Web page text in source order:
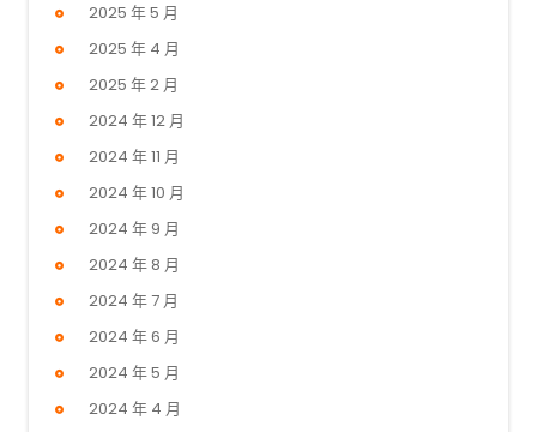
2025 年 5 月
2025 年 4 月
2025 年 2 月
2024 年 12 月
2024 年 11 月
2024 年 10 月
2024 年 9 月
2024 年 8 月
2024 年 7 月
2024 年 6 月
2024 年 5 月
2024 年 4 月